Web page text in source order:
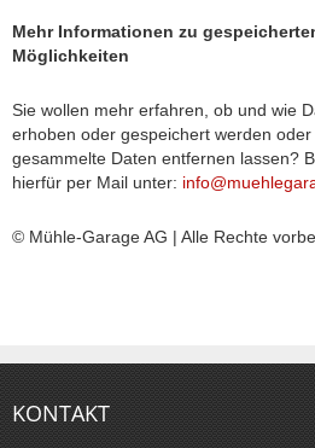
Mehr Informationen zu
Möglichkeiten
Sie wollen mehr erfahren, ob und wie
erhoben oder gespeichert werden
gesammelte Daten entfernen lassen?
hierfür per Mail unter:
© Mühle-Garage AG | Alle Rechte
KONTAKT